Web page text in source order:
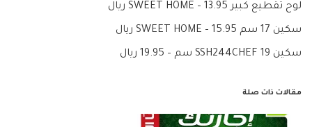
لوح تقطيع كبير SWEET HOME – 13.95 ريال
سكين 17 سم SWEET HOME – 15.95 ريال
سكين SSH244CHEF 19 سم – 19.95 ريال
مقالات ذات صلة